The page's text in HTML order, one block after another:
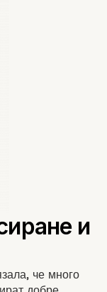
че много